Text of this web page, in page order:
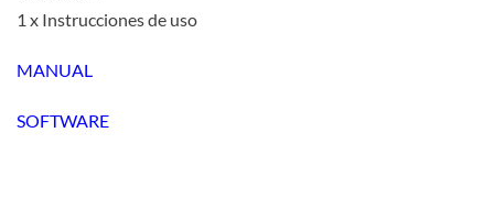
1 x Instrucciones de uso
MANUAL
SOFTWARE